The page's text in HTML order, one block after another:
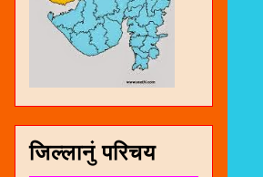
जिल्लानुं परिचय